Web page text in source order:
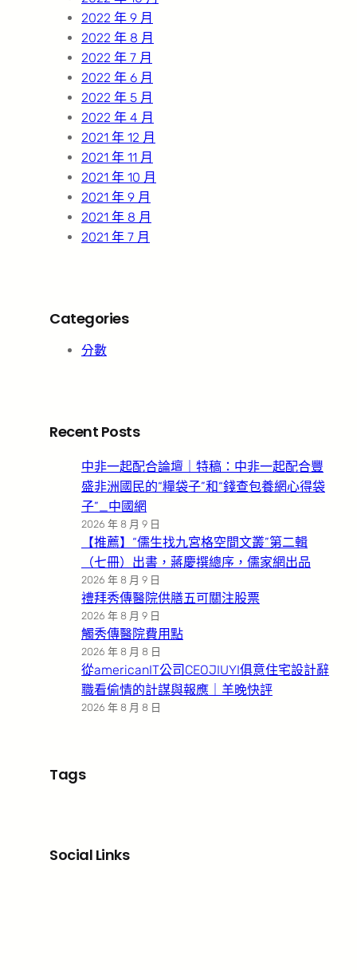
2022 年 9 月
2022 年 8 月
2022 年 7 月
2022 年 6 月
2022 年 5 月
2022 年 4 月
2021 年 12 月
2021 年 11 月
2021 年 10 月
2021 年 9 月
2021 年 8 月
2021 年 7 月
Categories
分數
Recent Posts
中非一起配合論壇｜特稿：中非一起配合豐
盛非洲國民的“糧袋子”和“錢查包養網心得袋
子”_中國網
2026 年 8 月 9 日
【推薦】“儒生找九宮格空間文叢”第二輯
（七冊）出書，蔣慶撰總序，儒家網出品
2026 年 8 月 9 日
禮拜秀傳醫院供膳五可關注股票
2026 年 8 月 9 日
觸秀傳醫院費用點
2026 年 8 月 8 日
從americanIT公司CEOJIUYI俱意住宅設計辭
職看偷情的計謀與報應｜羊晚快評
2026 年 8 月 8 日
Tags
Social Links